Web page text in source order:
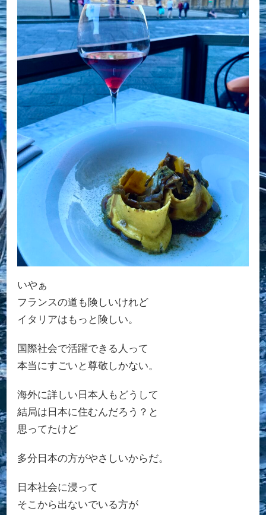
いやぁ
フランスの道も険しいけれど
イタリアはもっと険しい。
国際社会で活躍できる人って
本当にすごいと尊敬しかない。
海外に詳しい日本人もどうして
結局は日本に住むんだろう？と
思ってたけど
多分日本の方がやさしいからだ。
日本社会に浸って
そこから出ないでいる方が